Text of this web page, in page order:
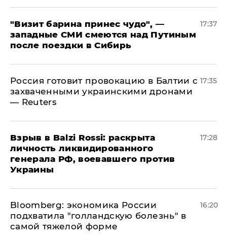
"Визит барина принес чудо", —
западные СМИ смеются над Путиным
после поездки в Сибирь
17:37
​Россия готовит провокацию в Балтии с
захваченными украинскими дронами
— Reuters
17:35
​Взрыв в Balzi Rossi: раскрыта
личность ликвидированного
генерала РФ, воевавшего против
Украины
17:28
Bloomberg: экономика России
подхватила "голландскую болезнь" в
самой тяжелой форме
16:20